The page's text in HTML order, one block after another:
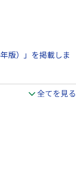
版）」を掲載しま
全てを見る